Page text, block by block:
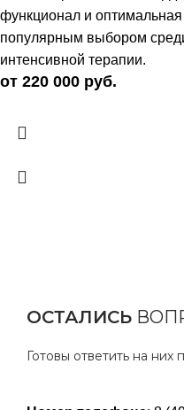
функционал и
популярным выбором
интенсивной терапии.
от 220 000 руб.
ОСТАЛИСЬ
Готовы ответить на